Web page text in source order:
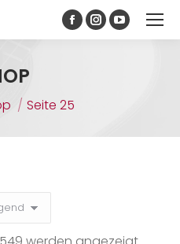
Facebook
new
Instagram
YouTube
sich hier:
Seite 25